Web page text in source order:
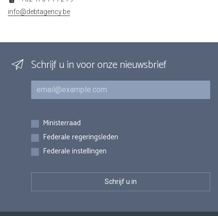
info@debtagency.be
Schrijf u in voor onze nieuwsbrief
E-mail
Inschrijvingen
Ministerraad
Federale regeringsleden
Federale instellingen